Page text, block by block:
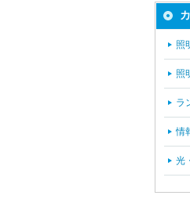
照
照
ラ
情
光